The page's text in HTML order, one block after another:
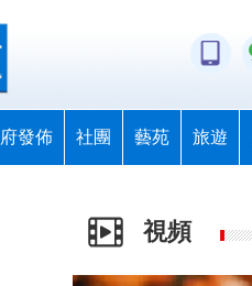
發佈 社團 藝苑 旅遊
視頻